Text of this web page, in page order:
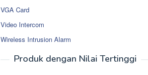
VGA Card
Video Intercom
Wireless Intrusion Alarm
Produk dengan Nilai Tertinggi